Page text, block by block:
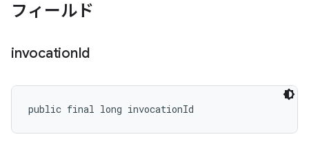
フィールド
invocationId
public final long invocationId